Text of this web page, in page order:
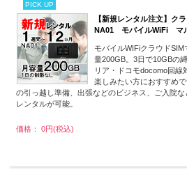
PICK UP
【新規レンタル注文】
NA01 モバイルWiFi マ
モバイルWIFiクラウド
量200GB。3日で10GBの
リア・ドコモdocomo回線
楽しみたい方におすすめ
の引っ越し準備、出張などのビジネス、ご入院
レンタルが可能。
価格： 0円(税込)